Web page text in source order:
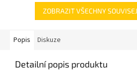
ZOBRAZIT VŠECHNY
Popis Diskuze
Detailní popis produktu